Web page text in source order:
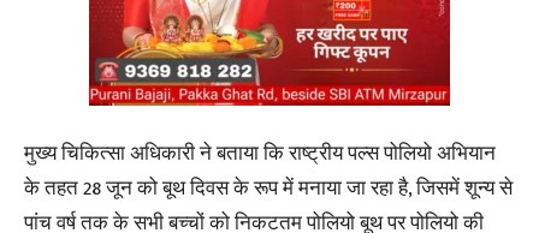
मुख्य चिकित्सा अधिकारी ने बताया कि राष्ट्रीय पल्स पोलियो अभियान
के तहत 28 जून को बूथ दिवस के रूप में मनाया जा रहा है, जिसमें शून्य से
पांच वर्ष तक के सभी बच्चों को निकटतम पोलियो बूथ पर पोलियो की